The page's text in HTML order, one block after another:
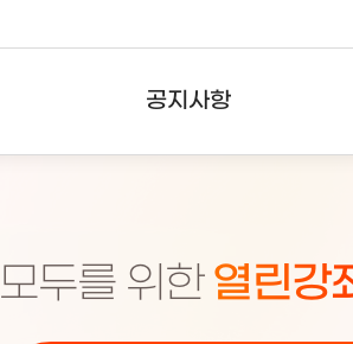
공지사항
주요통계현황
모두를 위한 열린강